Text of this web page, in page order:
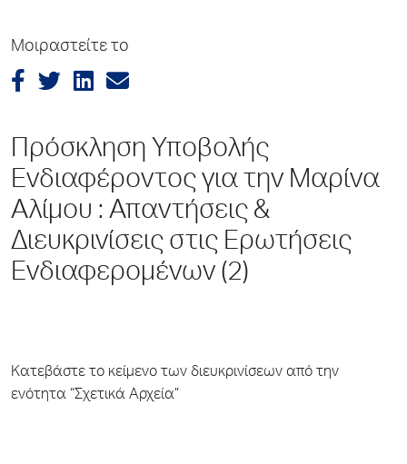
Μοιραστείτε το
Πρόσκληση Υποβολής
Ενδιαφέροντος για την Μαρίνα
Αλίμου : Απαντήσεις &
Διευκρινίσεις στις Ερωτήσεις
Ενδιαφερομένων (2)
Κατεβάστε το κείμενο των διευκρινίσεων από την
ενότητα “Σχετικά Αρχεία”